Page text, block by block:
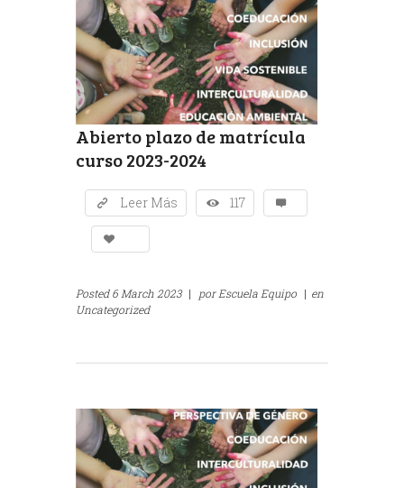
Abierto plazo de matrícula
curso 2023-2024
Leer Más 117
Posted6 March 2023 | porEscuela Equipo | en
Uncategorized